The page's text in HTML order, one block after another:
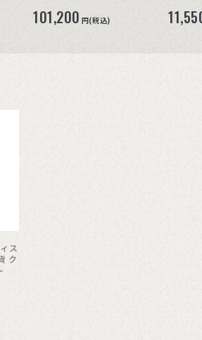
101,200 円(税込)
ス
ク